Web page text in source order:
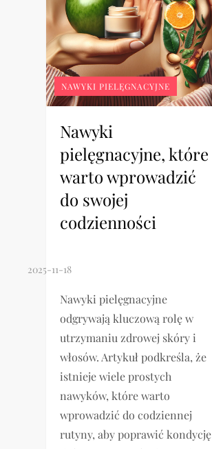
NAWYKI PIELĘGNACYJNE
Nawyki
pielęgnacyjne, które
warto wprowadzić
do swojej
codzienności
Nawyki pielęgnacyjne
odgrywają kluczową rolę w
utrzymaniu zdrowej skóry i
włosów. Artykuł podkreśla, że
istnieje wiele prostych
nawyków, które warto
wprowadzić do codziennej
rutyny, aby poprawić kondycję